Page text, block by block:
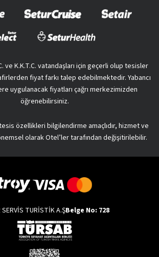
ve K.K.T.C. vatandaşları için geçerli olup tesisler
fiyat farkı talep edebilmektedir. Yabancı
uygulanacak fiyatları çağrı merkezimizden
öğrenebilirsiniz.
özellikleri bilgilendirme amaçlıdır, hizmet ve
olarak Otel’ler tarafından değişitirilebilir.
SERVİS TURİSTİK A.ŞBelge No: 728